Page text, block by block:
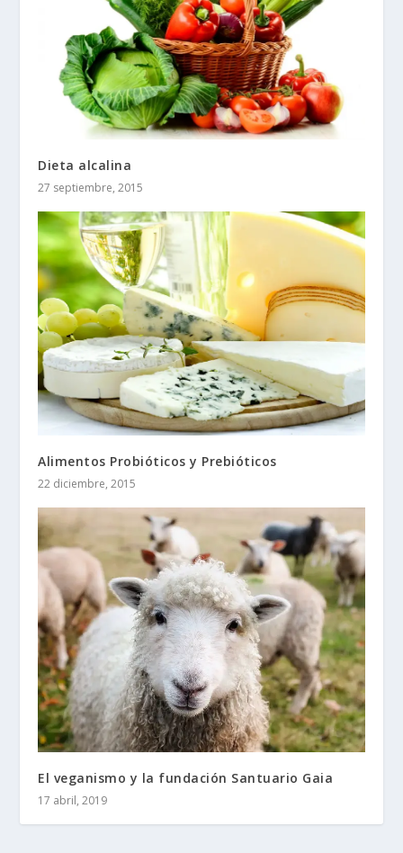
Dieta alcalina
27 septiembre, 2015
Alimentos Probióticos y Prebióticos
22 diciembre, 2015
El veganismo y la fundación Santuario Gaia
17 abril, 2019